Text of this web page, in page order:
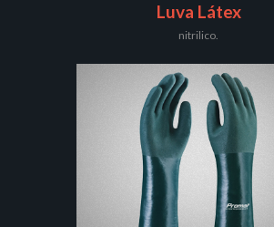
Luva Látex
nitrilico.